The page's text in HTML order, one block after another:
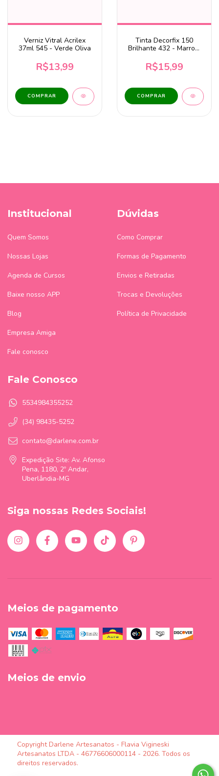
Verniz Vitral Acrilex
37ml 545 - Verde Oliva
R$13,99
Tinta Decorfix 150
Brilhante 432 - Marrom
R$15,99
Institucional
Quem Somos
Nossas Lojas
Agenda de Cursos
Baixe nosso APP
Blog
Empresa Amiga
Fale conosco
Dúvidas
Como Comprar
Formas de Pagamento
Envios e Retiradas
Trocas e Devoluções
Política de Privacidade
Fale Conosco
5534984355252
(34) 98435-5252
contato@darlene.com.br
Expedição Site: Av. Afonso
Pena, 1180, 2º Andar,
Uberlândia-MG
Siga nossas Redes Sociais!
Meios de pagamento
Meios de envio
Copyright Darlene Artesanatos - Flavia Vigineski
Artesanatos LTDA - 46776606000114 - 2026. Todos os
direitos reservados.